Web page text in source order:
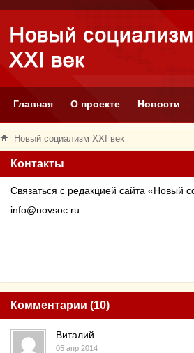
Главная О проекте Новости
Новый социализм XXI век
Контакты
Связаться с редакцией сайта «Новый
info@novsoc ru
Комментарии (10)
Виталий
05 апр 2014